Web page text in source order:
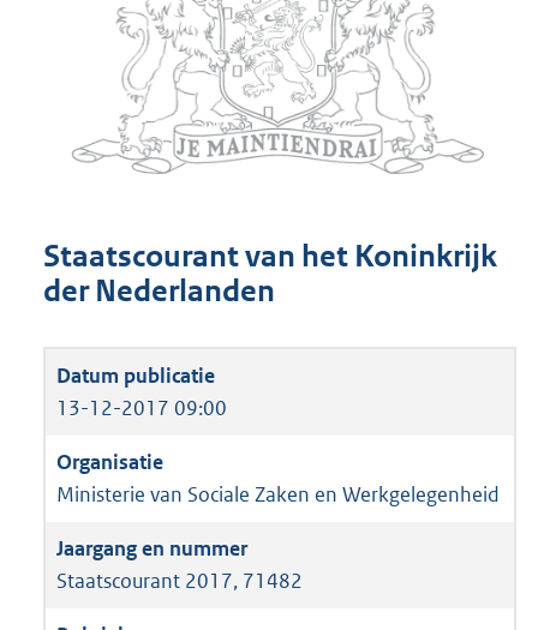
Staatscourant van het Koninkrijk
der Nederlanden
13-12-2017 09:00
Ministerie van Sociale Zaken en Werkgelegenheid
Staatscourant 2017, 71482